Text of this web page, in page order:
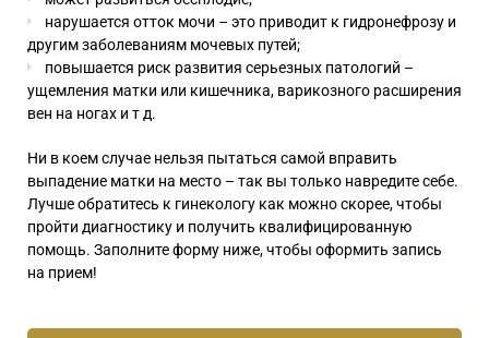
нарушается отток мочи – это приводит к гидронефрозу и
другим заболеваниям мочевых путей;
повышается риск развития серьезных патологий –
ущемления матки или кишечника, варикозного расширения
вен на ногах и т д.
Ни в коем случае нельзя пытаться самой вправить
выпадение матки на место – так вы только навредите себе.
Лучше обратитесь к гинекологу как можно скорее, чтобы
пройти диагностику и получить квалифицированную
помощь. Заполните форму ниже, чтобы оформить запись
на прием!